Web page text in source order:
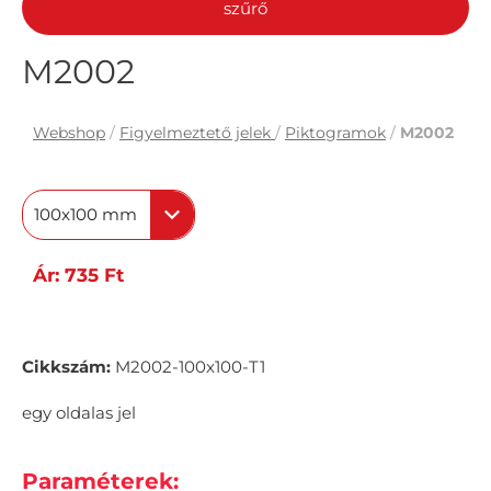
szűrő
M2002
Webshop / Figyelmeztető jelek / Piktogramok / M2002
100x100 mm
Ár: 735 Ft
Cikkszám: M2002-100x100-T1
egy oldalas jel
Paraméterek: